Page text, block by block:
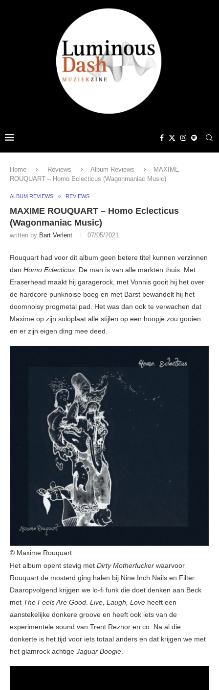
Home Reviews Album Reviews
MAXIME
ROUQUART – Homo Eclecticus (Wagonmaniac Music)
ALBUM REVIEWS REVIEWS
MAXIME ROUQUART – Homo Eclecticus
(Wagonmaniac Music)
written by Bart Verlent 07/05/2021
Rouquart had voor dit album geen betere titel kunnen verzinnen
dan Homo Eclecticus. De man is van alle markten thuis. Met
Eraserhead maakt hij garagerock, met Vonnis gooit hij het over
de hardcore punknoise boeg en met Barst bewandelt hij het
doomnoisy progmetal pad. Het was dan ook te verwachen dat
Maxime op zijn soloplaat alle stijlen op een hoopje zou gooien
en er zijn eigen ding mee deed.
© Maxime Rouquart
Het album opent stevig met Dirty Motherfucker waarvoor
Rouquart de mosterd ging halen bij Nine Inch Nails en Filter.
Daaropvolgend krijgen we lo-fi funk die doet denken aan Beck
met The Feels Are Good. Live, Laugh, Love heeft een
aanstekelijke donkere groove en heeft ook iets van de
experimentele sound van Trent Reznor en co. Na al die
donkerte is het tijd voor iets totaal anders en dat krijgen we met
het glamrock achtige Jaguar Boogie.